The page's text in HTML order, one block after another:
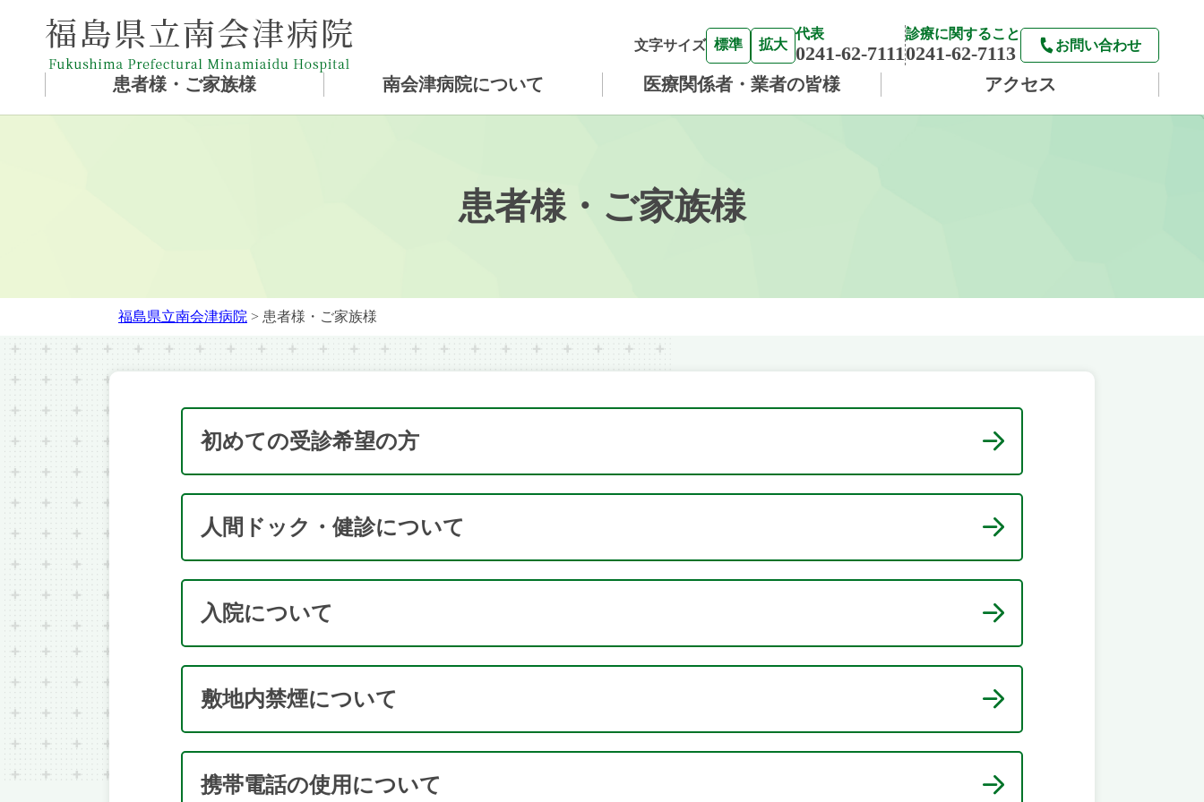
文字サイズ 標準 拡大
代表
0241-62-7111
診療に関すること
0241-62-7113 お問い合わせ
患者様・ご家族様 南会津病院について 医療関係者・業者の皆様 アクセス
患者様・ご家族様
福島県立南会津病院 > 患者様・ご家族様
初めての受診希望の方
人間ドック・健診について
入院について
敷地内禁煙について
携帯電話の使用について